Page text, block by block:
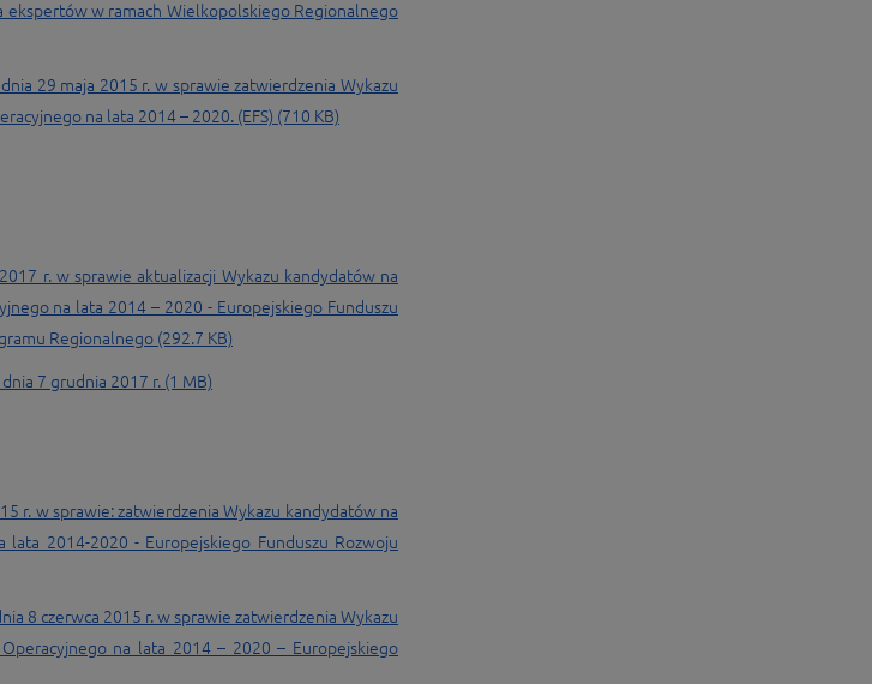
ekspertów w ramach Wielkopolskiego Regionalnego
29 maja 2015 r. w sprawie zatwierdzenia Wykazu
na lata 2014 – 2020. (EFS) (710 KB)
r. w sprawie aktualizacji Wykazu kandydatów na
na lata 2014 – 2020 - Europejskiego Funduszu
Regionalnego (292.7 KB)
7 grudnia 2017 r. (1 MB)
r. w sprawie: zatwierdzenia Wykazu kandydatów na
2014-2020 - Europejskiego Funduszu Rozwoju
8 czerwca 2015 r. w sprawie zatwierdzenia Wykazu
na lata 2014 – 2020 – Europejskiego